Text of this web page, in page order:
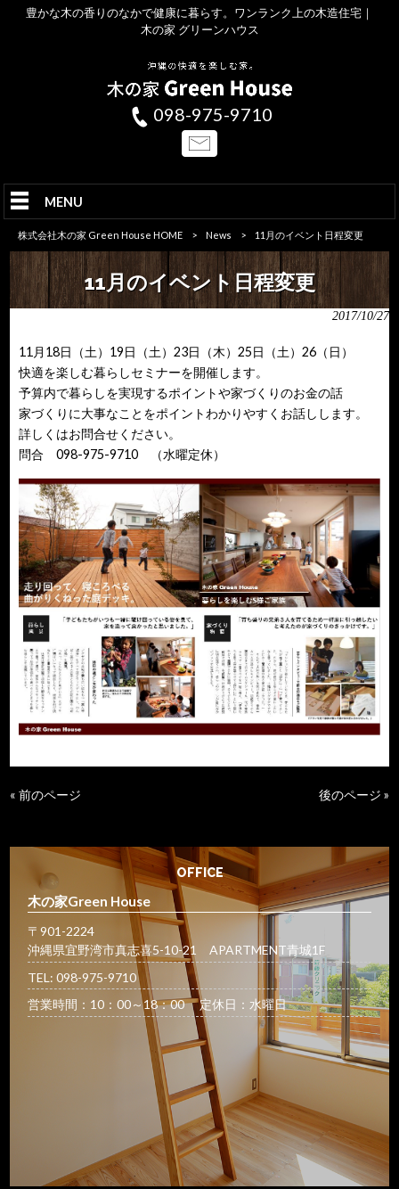
豊かな木の香りのなかで健康に暮らす。ワンランク上の木造住宅｜
木の家 グリーンハウス
098-975-9710
MENU
株式会社木の家 Green House HOME > News > 11月のイベント日程変更
11月のイベント日程変更
2017/10/27
11月18日（土）19日（土）23日（木）25日（土）26（日）
快適を楽しむ暮らしセミナーを開催します。
予算内で暮らしを実現するポイントや家づくりのお金の話
家づくりに大事なことをポイントわかりやすくお話しします。
詳しくはお問合せください。
問合 098-975-9710 （水曜定休）
« 前のページ 後のページ »
OFFICE
木の家Green House
〒901-2224
沖縄県宜野湾市真志喜5-10-21 APARTMENT青城1F
TEL: 098-975-9710
営業時間：10：00～18：00 定休日：水曜日